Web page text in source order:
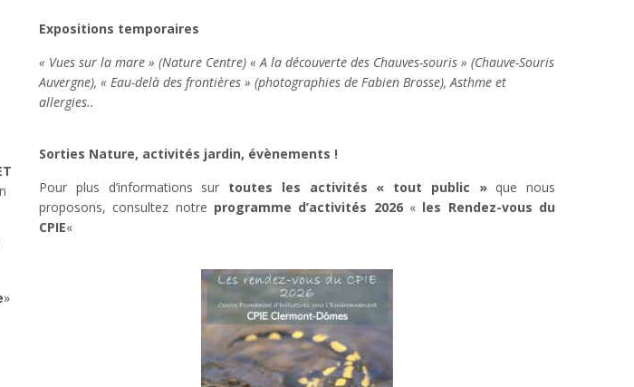
»
Expositions temporaires
« Vues sur la mare » (Nature Centre) « A la découverte des Chauves-souris » (Chauve-Souris
Auvergne), « Eau-delà des frontières » (photographies de Fabien Brosse), Asthme et
allergies..
Sorties Nature, activités jardin, évènements !
Pour plus d’informations sur toutes les activités « tout public »que nous
proposons, consultez notre programme d’activités 2026« les Rendez-vous du
CPIE«